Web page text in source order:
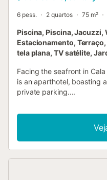
6 pess. 2 quartos 75 m²
Piscina, Piscina, Jacuzzi,
Estacionamento,
tela plana, TV satélite,
Facing the seafront in
is an aparthotel, boasting
private parking....